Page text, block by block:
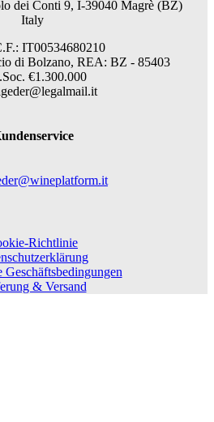
dei Conti 9, I-39040 Magrè (BZ)
Italy
IT00534680210
di Bolzano, REA: BZ - 85403
€1.300.000
Richtlinie
Geschäftsbedingungen
& Versand